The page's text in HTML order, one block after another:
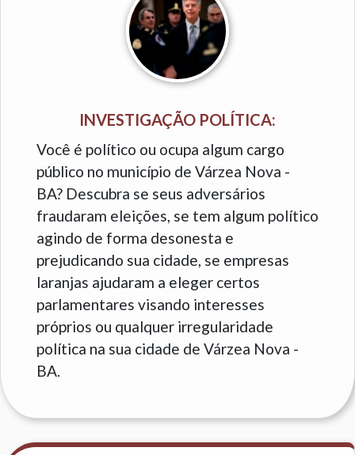
INVESTIGAÇÃO POLÍTICA:
Você é político ou ocupa algum cargo
público no município de Várzea Nova -
BA? Descubra se seus adversários
fraudaram eleições, se tem algum político
agindo de forma desonesta e
prejudicando sua cidade, se empresas
laranjas ajudaram a eleger certos
parlamentares visando interesses
próprios ou qualquer irregularidade
política na sua cidade de Várzea Nova -
BA.